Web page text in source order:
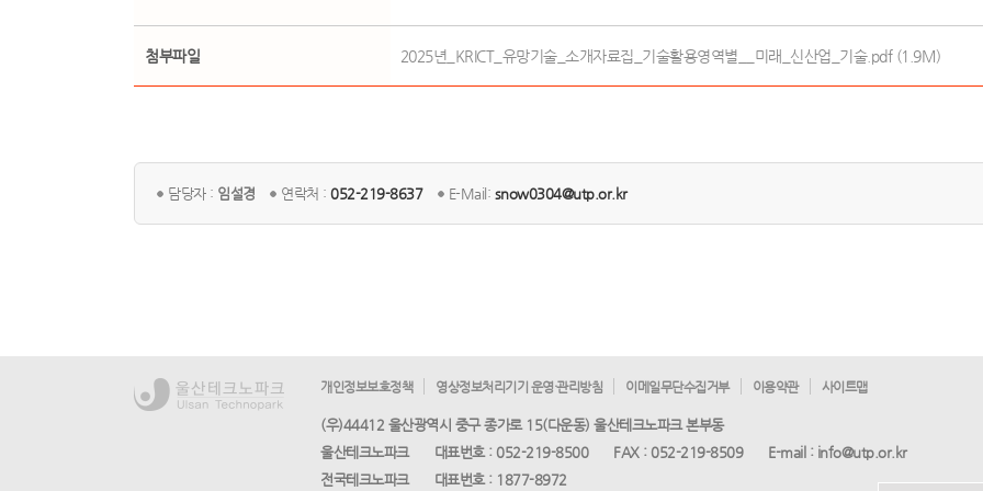
첨부파일 2025년_KRICT_유망기술_소개자료집_기술활용영역별__미래_신산업_기술.pdf (1.9M)
담당자 : 임설경 연락처 : 052-219-8637 E-Mail: snow0304@utp.or.kr
개인정보보호정책 영상정보처리기기 운영·관리방침 이메일무단수집거부 이용약관 사이트맵
(우)44412 울산광역시 중구 종가로 15(다운동) 울산테크노파크 본부동
울산테크노파크
대표번호 : 052-219-8500 FAX : 052-219-8509 E-mail : info@utp.or.kr
전국테크노파크
대표번호 : 1877-8972